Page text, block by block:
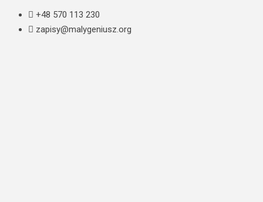
+48 570 113 230
zapisy@malygeniusz.org